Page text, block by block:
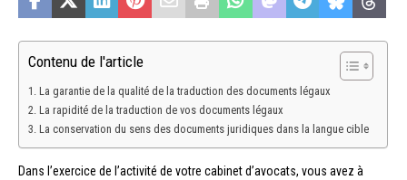
Contenu de l'article
La garantie de la qualité de la traduction des documents légaux
La rapidité de la traduction de vos documents légaux
La conservation du sens des documents juridiques dans la langue cible
Dans l’exercice de l’activité de votre cabinet d’avocats, vous avez à